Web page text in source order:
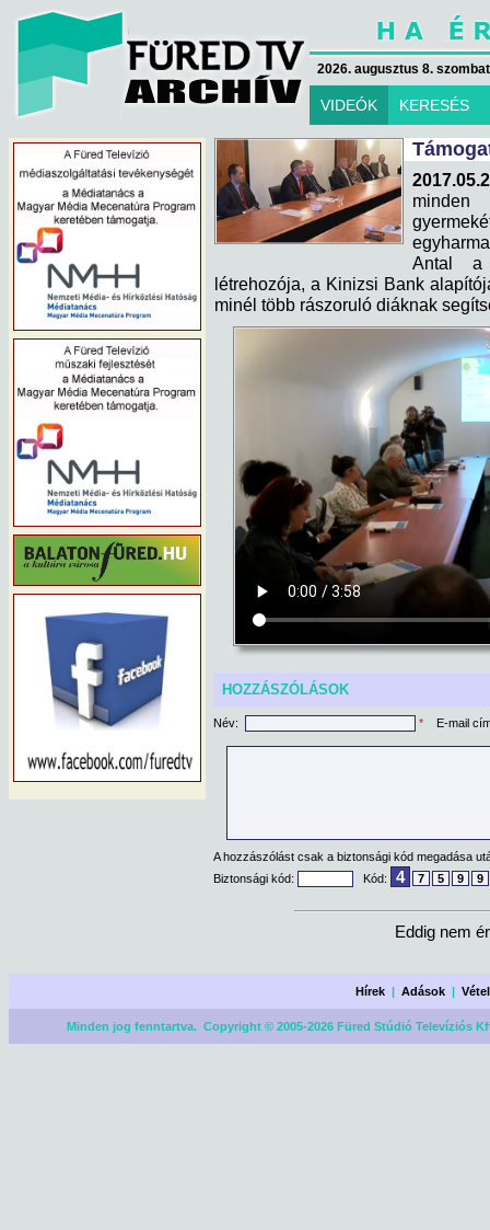
2026. augusztus 8.
VIDEÓK KERESÉS
minden
Antal a
létrehozója, a Kinizsi Bank
minél több rászoruló diáknak
HOZZÁSZÓLÁSOK
Név: * E-mail
A hozzászólást csak a biztonsági kód megadása
Biztonsági kód:
Kód: 4 7 5 9 9
Eddig nem
Hírek |Adások |
Minden jog fenntartva. Copyright © 2005-2026 Füred Stúdió Televíziós